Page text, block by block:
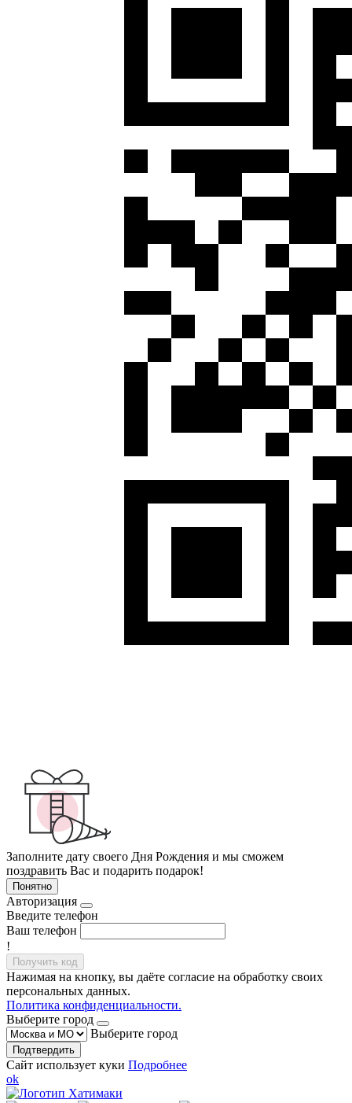
Заполните дату своего Дня Рождения и мы сможем
поздравить Вас и подарить подарок!
Понятно
Авторизация
Введите телефон
Ваш телефон
!
Получить код
Нажимая на кнопку, вы даёте согласие на обработку своих
персональных данных.
Политика конфиденциальности.
Выберите город
Выберите город
Подтвердить
Сайт использует куки Подробнее
ok